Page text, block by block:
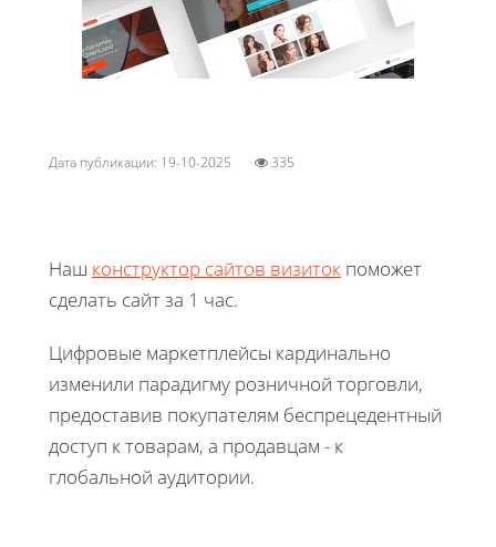
Дата публикации: 19-10-2025 335
Наш конструктор сайтов визиток поможет
сделать сайт за 1 час.
Цифровые маркетплейсы кардинально
изменили парадигму розничной торговли,
предоставив покупателям беспрецедентный
доступ к товарам, а продавцам - к
глобальной аудитории.